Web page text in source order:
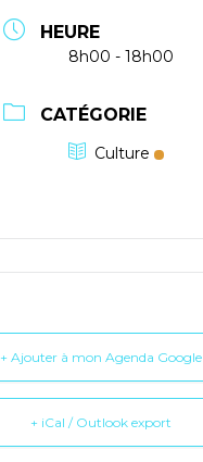
HEURE
8h00 - 18h00
CATÉGORIE
Culture
+ Ajouter à mon Agenda Google
+ iCal / Outlook export